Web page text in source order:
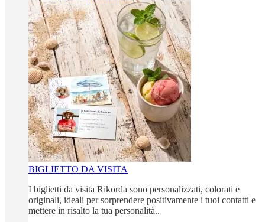
BIGLIETTO DA VISITA
I biglietti da visita Rikorda sono personalizzati, colorati e
originali, ideali per sorprendere positivamente i tuoi contatti e
mettere in risalto la tua personalità..